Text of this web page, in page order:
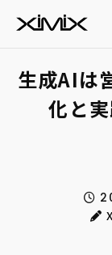
生成AIは
化と